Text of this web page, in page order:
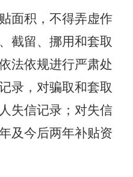
面积，不得弄虚作
截留、挪用和套取
法依规进行严肃处
录，对骗取和套取
失信记录；对失信
及今后两年补贴资